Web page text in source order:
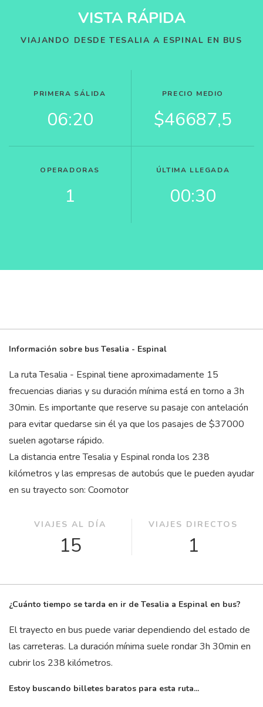
VISTA RÁPIDA
VIAJANDO DESDE TESALIA A ESPINAL EN BUS
PRIMERA SÁLIDA
06:20
PRECIO MEDIO
$46687,5
OPERADORAS
1
ÚLTIMA LLEGADA
00:30
Información sobre bus Tesalia - Espinal
La ruta Tesalia - Espinal tiene aproximadamente 15
frecuencias diarias y su duración mínima está en torno a 3h
30min. Es importante que reserve su pasaje con antelación
para evitar quedarse sin él ya que los pasajes de $37000
suelen agotarse rápido.
La distancia entre Tesalia y Espinal ronda los 238
kilómetros y las empresas de autobús que le pueden ayudar
en su trayecto son: Coomotor
VIAJES AL DÍA
15
VIAJES DIRECTOS
1
¿Cuánto tiempo se tarda en ir de Tesalia a Espinal en bus?
El trayecto en bus puede variar dependiendo del estado de
las carreteras. La duración mínima suele rondar 3h 30min en
cubrir los 238 kilómetros.
Estoy buscando billetes baratos para esta ruta...